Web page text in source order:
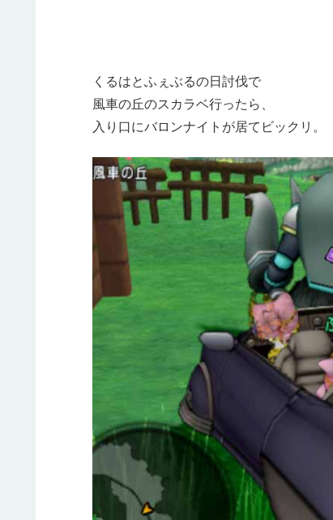
くるはとふぇぶるの日討伐で
風車の丘のスカラベ行ったら、
入り口にバロンナイトが居てビックリ。